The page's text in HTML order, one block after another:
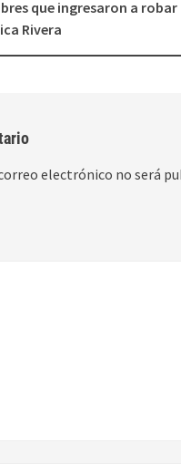
que ingresaron a robar
Rivera
electrónico no será